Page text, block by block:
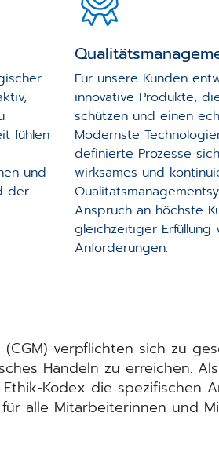
fühlen
und
der
Für unsere Kunden
innovative Produkte,
schützen und einen
Modernste
definierte Prozesse
wirksames und
Anspruch an höchste
gleichzeitiger Erfüllung
Anforderungen.
verpflichten sich zu
Handeln zu erreichen. Als
Kodex die spezifischen
alle Mitarbeiterinnen und